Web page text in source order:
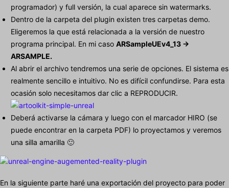
programador) y full versión, la cual aparece sin watermarks.
Dentro de la carpeta del plugin existen tres carpetas demo.
Eligeremos la que está relacionada a la versión de nuestro
programa principal. En mi caso ARSampleUEv4_13 ->
ARSAMPLE.
Al abrir el archivo tendremos una serie de opciones. El sistema es
realmente sencillo e intuitivo. No es difícil confundirse. Para esta
ocasión solo necesitamos dar clic a REPRODUCIR.
Deberá activarse la cámara y luego con el marcador HIRO (se
puede encontrar en la carpeta PDF) lo proyectamos y veremos
una silla amarilla 🙂
En la siguiente parte haré una exportación del proyecto para poder